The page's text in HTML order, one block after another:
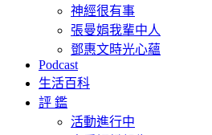
神經很有事
張曼娟我輩中人
鄧惠文時光心蘊
Podcast
生活百科
評 鑑
活動進行中